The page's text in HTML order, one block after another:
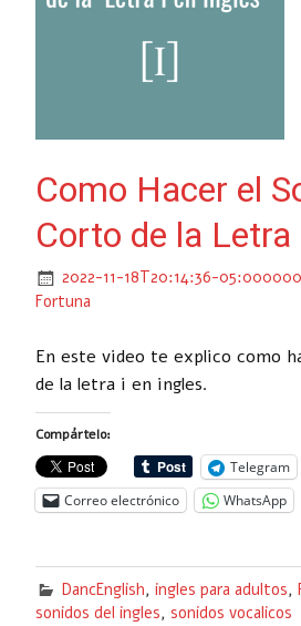
Como Hacer el
Corto de la Letra
2022-11-18T20:14:36-
Fortuna
En este video te explico como
de la letra i en ingles.
Compártelo:
Telegram
Correo electrónico
WhatsApp
DancEnglish, ingles para adultos,
sonidos del ingles, sonidos vocalicos